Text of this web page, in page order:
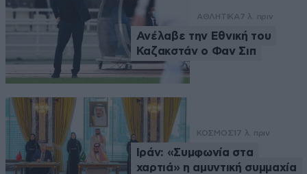
ΑΘΛΗΤΙΚΑ7 λ. πριν
Ανέλαβε την Εθνική του
Καζακστάν ο Φαν Σιπ
ΚΟΣΜΟΣ 17 λ. πριν
Ιράν: «Συμφωνία στα
χαρτιά» η αμυντική συμμαχία